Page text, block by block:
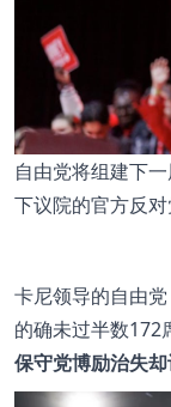
自由党将组建下
下议院的官方反
卡尼领导的自由
的确未过半数172
保守党博励治失